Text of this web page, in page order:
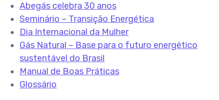
Abegás celebra 30 anos
Seminário – Transição Energética
Dia Internacional da Mulher
Gás Natural – Base para o futuro energético
sustentável do Brasil
Manual de Boas Práticas
Glossário